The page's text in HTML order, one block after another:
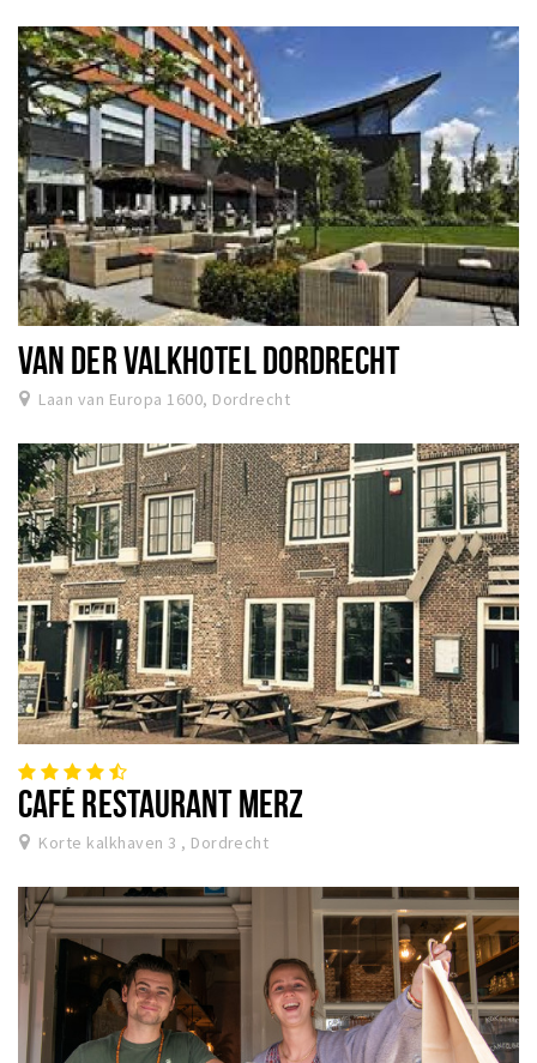
VAN DER VALKHOTEL DORDRECHT
Laan van Europa 1600, Dordrecht
CAFÉ RESTAURANT MERZ
Korte kalkhaven 3 , Dordrecht